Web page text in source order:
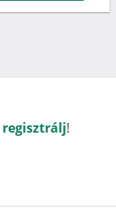
regisztrálj!